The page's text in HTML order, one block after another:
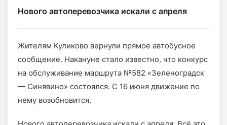
Нового автоперевозчика искали с апреля
Жителям Куликово вернули прямое автобусное
сообщение. Накануне стало известно, что конкурс
на обслуживание маршрута №582 «Зеленоградск
— Синявино» состоялся. С 16 июня движение по
нему возобновится.